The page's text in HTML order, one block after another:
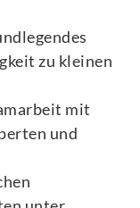
zu kleinen
mit
und